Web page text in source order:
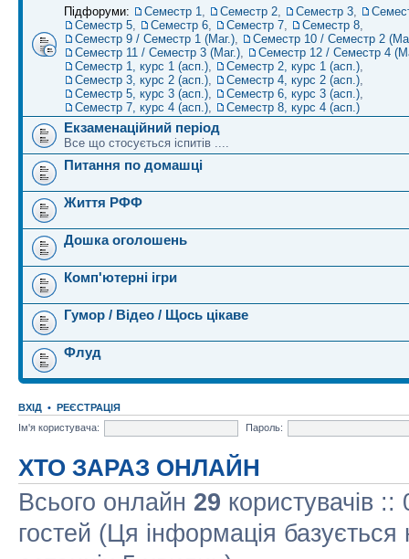
Підфоруми: Семестр 1, Семестр 2, Семестр 3,
Семестр 5, Семестр 6, Семестр 7, Семестр 8,
Семестр 9 / Семестр 1 (Маг.),
Семестр 10 / Семестр 2
Семестр 11 / Семестр 3 (Маг.),
Семестр 12 / Семестр 4
Семестр 1, курс 1 (асп.), Семестр 2, курс 1 (асп.),
Семестр 3, курс 2 (асп.), Семестр 4, курс 2 (асп.),
Семестр 5, курс 3 (асп.), Семестр 6, курс 3 (асп.),
Семестр 7, курс 4 (асп.), Семестр 8, курс 4 (асп.)
Екзаменаційний період
Все що стосується іспитів ....
Питання по домашці
Життя РФФ
Дошка оголошень
Комп'ютерні ігри
Гумор / Відео / Щось цікаве
Флуд
ВХІД • РЕЄСТРАЦІЯ
Ім'я користувача:
Пароль:
ХТО ЗАРАЗ ОНЛАЙН
Всього онлайн 29 користувачів
гостей (Ця інформація базується